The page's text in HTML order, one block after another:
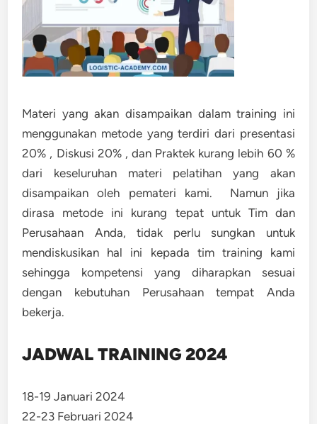
Materi yang akan disampaikan dalam training ini
menggunakan metode yang terdiri dari presentasi
20% , Diskusi 20% , dan Praktek kurang lebih 60 %
dari keseluruhan materi pelatihan yang akan
disampaikan oleh pemateri kami. Namun jika
dirasa metode ini kurang tepat untuk Tim dan
Perusahaan Anda, tidak perlu sungkan untuk
mendiskusikan hal ini kepada tim training kami
sehingga kompetensi yang diharapkan sesuai
dengan kebutuhan Perusahaan tempat Anda
bekerja.
JADWAL TRAINING 2024
18-19 Januari 2024
22-23 Februari 2024